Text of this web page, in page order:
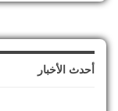
أحدث الأخبار